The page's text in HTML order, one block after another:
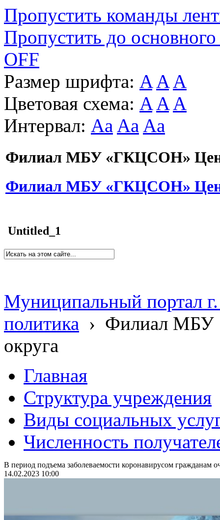
Пропустить команды
Пропустить до основного
OFF
Размер шрифта: A A A
Цветовая схема: A A A
Интервал: Aa Aa Aa
Филиал МБУ «ГКЦСОН»
Филиал МБУ «ГКЦСОН»
Untitled_1
Муниципальный портал
политика › Филиал МБУ
округа
Главная
Структура учреждения
Виды социальных
Численность
В период подъема заболеваемости коронавирусом гражданам
14.02.2023 10:00